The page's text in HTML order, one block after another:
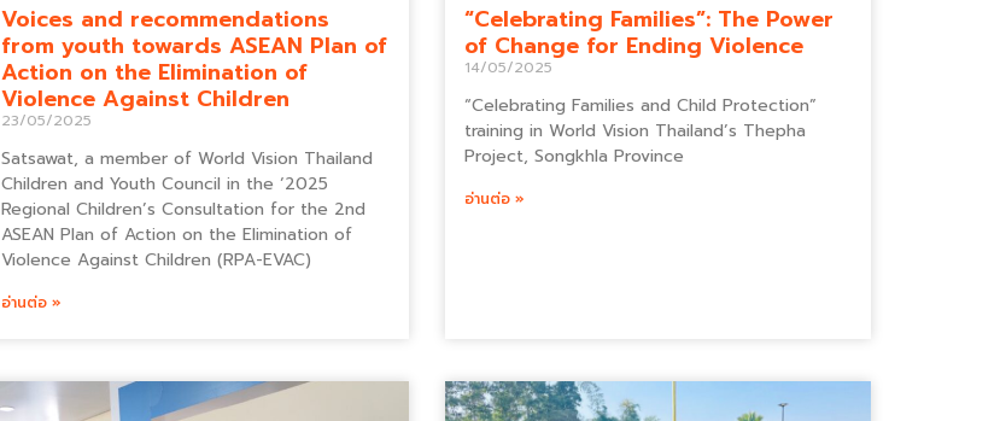
Voices and recommendations
from youth towards ASEAN Plan of
Action on the Elimination of
Violence Against Children
23/05/2025
Satsawat, a member of World Vision Thailand
Children and Youth Council in the ‘2025
Regional Children’s Consultation for the 2nd
ASEAN Plan of Action on the Elimination of
Violence Against Children (RPA-EVAC)
อ่านต่อ »
“Celebrating Families”: The Power
of Change for Ending Violence
14/05/2025
“Celebrating Families and Child Protection”
training in World Vision Thailand’s Thepha
Project, Songkhla Province
อ่านต่อ »